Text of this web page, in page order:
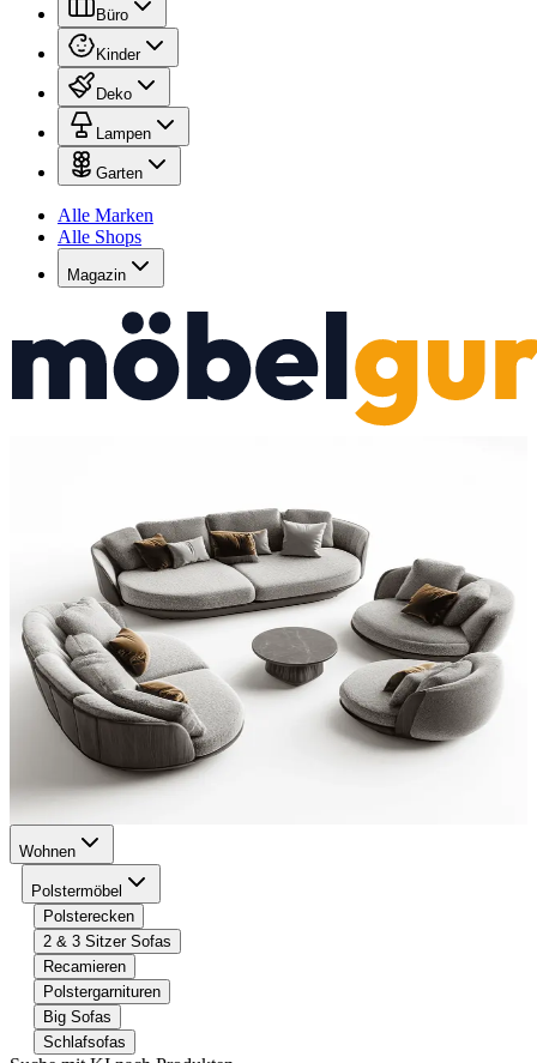
Büro
Kinder
Deko
Lampen
Garten
Alle Marken
Alle Shops
Magazin
Wohnen
Polstermöbel
Polsterecken
2 & 3 Sitzer Sofas
Recamieren
Polstergarnituren
Big Sofas
Schlafsofas